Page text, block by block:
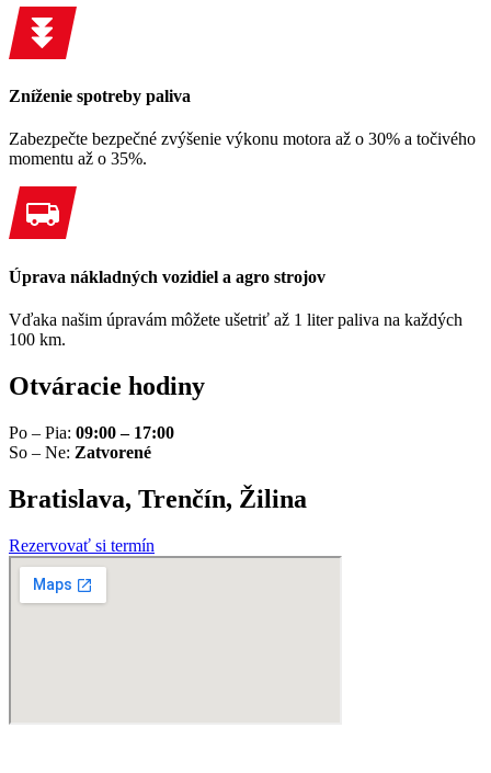
Zníženie spotreby paliva
Zabezpečte bezpečné zvýšenie výkonu motora až o 30% a točivého
momentu až o 35%.
Úprava nákladných vozidiel a agro strojov
Vďaka našim úpravám môžete ušetriť až 1 liter paliva na každých
100 km.
Otváracie hodiny
Po – Pia: 09:00 – 17:00
So – Ne: Zatvorené
Bratislava, Trenčín, Žilina
Rezervovať si termín